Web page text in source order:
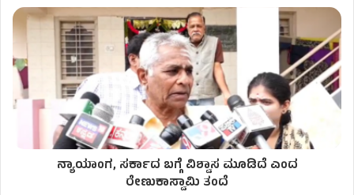
ನ್ಯಾಯಾಂಗ, ಸರ್ಕಾದ ಬಗ್ಗೆ ವಿಶ್ವಾಸ ಮೂಡಿದೆ ಎಂದ
ರೇಣುಕಾಸ್ವಾಮಿ ತಂದೆ